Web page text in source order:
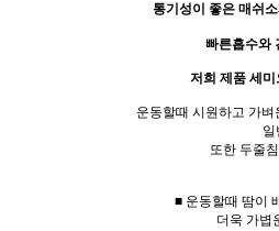
통기성이 좋은 매쉬
빠른흡수와
저희 제품 세
운동할때 시원하고 가
일
또한 두줄
■ 운동할때 땀이
더욱 가볍